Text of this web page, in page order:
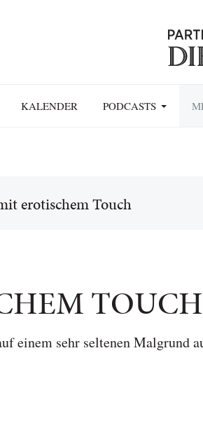
KALENDER PODCASTS
erotischem Touch
TOUCH
einem sehr seltenen Malgrund